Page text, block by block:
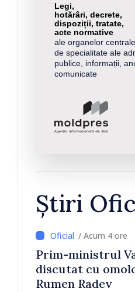
Legi,
hotărâri, decrete,
dispoziții, tratate,
acte normative
ale organelor centrale
de specialitate ale
publice, informații,
comunicate
Știri
/ Acum 4 ore
Prim-ministrul
discutat cu
Rumen Radev